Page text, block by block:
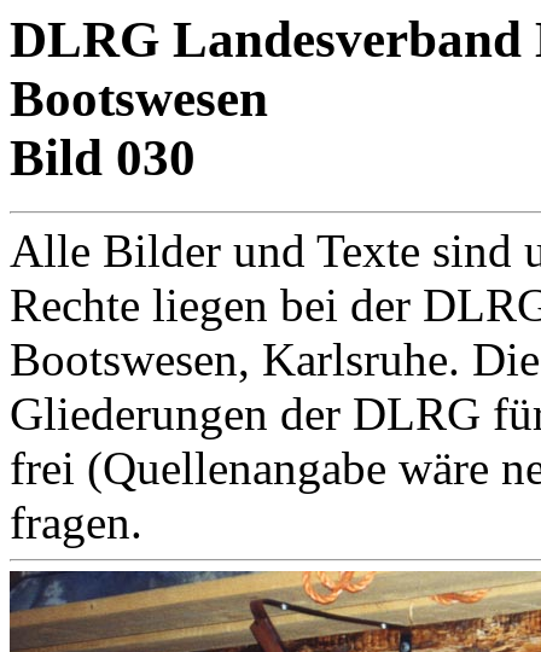
DLRG Landesverband
Bootswesen
Bild 030
Alle Bilder und Texte sind
Rechte liegen bei der
Bootswesen, Karlsruhe.
Gliederungen der DLRG
frei (Quellenangabe wäre
fragen.